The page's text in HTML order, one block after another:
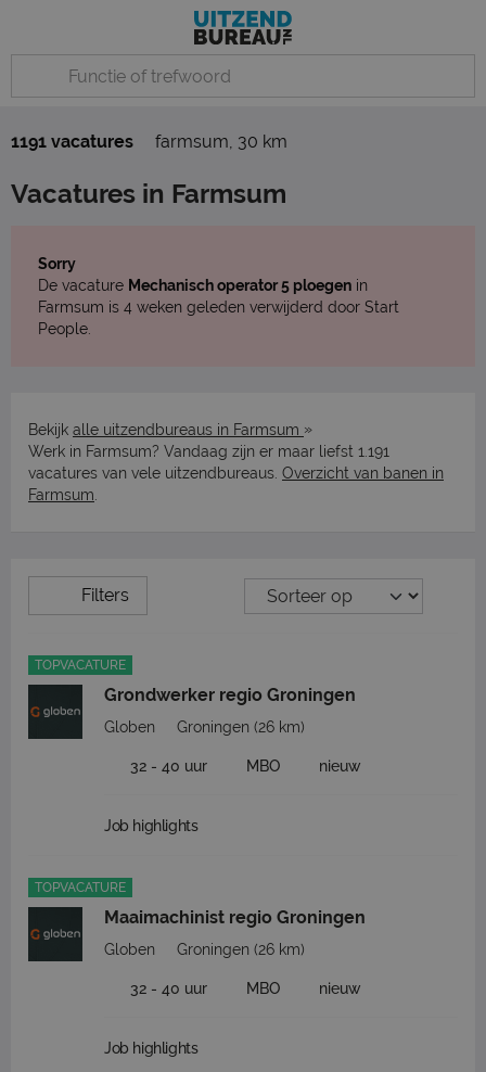
1191 vacatures farmsum, 30 km
Vacatures in Farmsum
Sorry
De vacature Mechanisch operator 5 ploegen in
Farmsum is 4 weken geleden verwijderd door Start
People.
Bekijk alle uitzendbureaus in Farmsum »
Werk in Farmsum? Vandaag zijn er maar liefst 1.191
vacatures van vele uitzendbureaus. Overzicht van banen in
Farmsum
Filters
TOPVACATURE
Grondwerker regio Groningen
Globen Groningen (26 km)
32 - 40 uur MBO nieuw
Job highlights
TOPVACATURE
Maaimachinist regio Groningen
Globen Groningen (26 km)
32 - 40 uur MBO nieuw
Job highlights